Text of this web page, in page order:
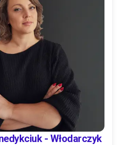
- Włodarczyk